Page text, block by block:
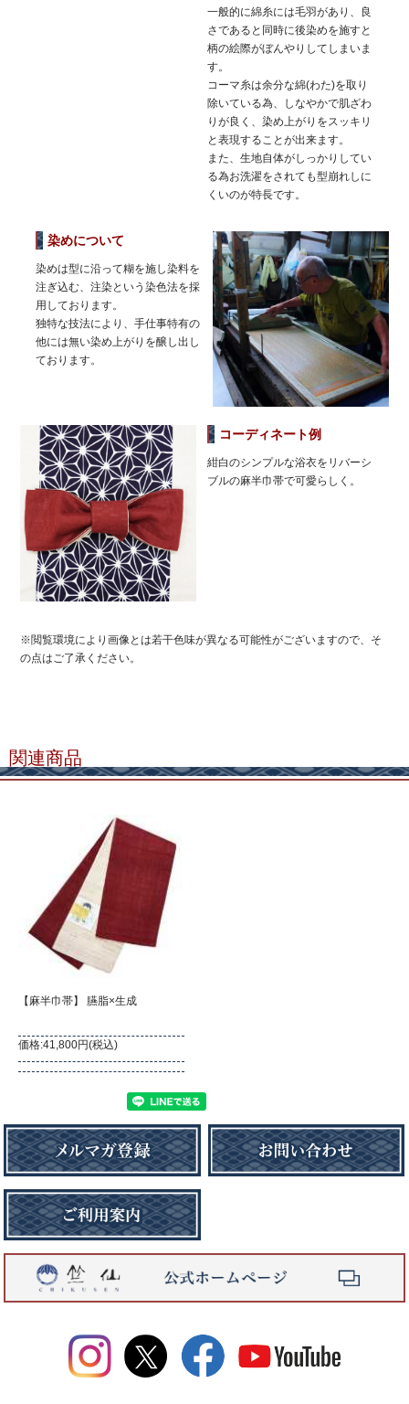
一般的に綿糸には毛羽があり、良
さであると同時に後染めを施すと
柄の絵際がぼんやりしてしまいま
す。
コーマ糸は余分な綿(わた)を取り
除いている為、しなやかで肌ざわ
りが良く、染め上がりをスッキリ
と表現することが出来ます。
また、生地自体がしっかりしてい
る為お洗濯をされても型崩れしに
くいのが特長です。
染めについて
染めは型に沿って糊を施し染料を
注ぎ込む、注染という染色法を採
用しております。
独特な技法により、手仕事特有の
他には無い染め上がりを醸し出し
ております。
コーディネート例
紺白のシンプルな浴衣をリバーシ
ブルの麻半巾帯で可愛らしく。
※閲覧環境により画像とは若干色味が異なる可能性がございますので、そ
の点はご了承ください。
関連商品
【麻半巾帯】 臙脂×生成
価格:41,800円(税込)